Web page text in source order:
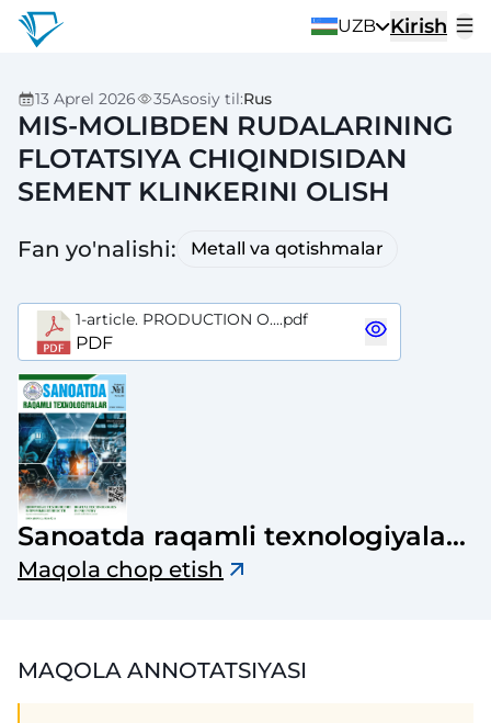
UZB Kirish
13 Aprel 2026 35Asosiy til:Rus
MIS-MOLIBDEN RUDALARINING
FLOTATSIYA CHIQINDISIDAN
SEMENT KLINKERINI OLISH
Fan yo'nalishi: Metall va qotishmalar
1-article. PRODUCTION O....pdf
PDF
Sanoatda raqamli texnologiyalar
ilmiy-texnik jurnal
Maqola chop etish
MAQOLA ANNOTATSIYASI